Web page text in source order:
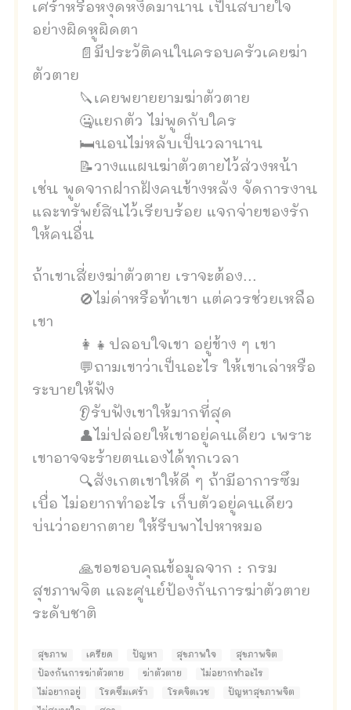
เศร้าหรือหงุดหงิดมานาน เป็นสบายใจ
อย่างผิดหูผิดตา
📄มีประวัติคนในครอบครัวเคยฆ่า
ตัวตาย
🔪เคยพยายยามฆ่าตัวตาย
🤐แยกตัว ไม่พูดกับใคร
🛏นอนไม่หลับเป็นวลานาน
📝วางแแผนฆ่าตัวตายไว้ส่วงหน้า
เช่น พูดจากฝากฝังคนข้างหลัง จัดการงาน
และทรัพย์สินไว้เรียบร้อย แจกจ่ายของรัก
ให้คนอื่น
ถ้าเขาเสี่ยงฆ่าตัวตาย เราจะต้อง...
🚫ไม่ด่าหรือท้าเขา แต่ควรช่วยเหลือ
เขา
👩‍👧ปลอบใจเขา อยู่ข้าง ๆ เขา
💬ถามเขาว่าเป็นอะไร ให้เขาเล่าหรือ
ระบายให้ฟัง
👂รับฟังเขาให้มากที่สุด
👤ไม่ปล่อยให้เขาอยู่คนเดียว เพราะ
เขาอาจจะร้ายตนเองได้ทุกเวลา
🔍สังเกตเขาให้ดี ๆ ถ้ามีอาการซึม
เบื่อ ไม่อยากทำอะไร เก็บตัวอยู่คนเดียว
บ่นว่าอยากตาย ให้รีบพาไปหาหมอ
🙏ขอขอบคุณข้อมูลจาก : กรม
สุขภาพจิต และศูนย์ป้องกันการฆ่าตัวตาย
ระดับชาติ
สุขภาพ เครียด ปัญหา สุขภาพใจ สุขภาพจิต
ป้องกันการฆ่าตัวตาย ฆ่าตัวตาย ไม่อยากทำอะไร
ไม่อยากอยู่ โรคซึมเศร้า โรคจิตเวช ปัญหาสุขภาพจิต